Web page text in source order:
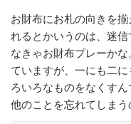
お財布にお札の向きを
れるとかいうのは、迷
なきゃお財布プレーか
ていますが、一にも二
ろいろなものをなくす
他のことを忘れてしまう